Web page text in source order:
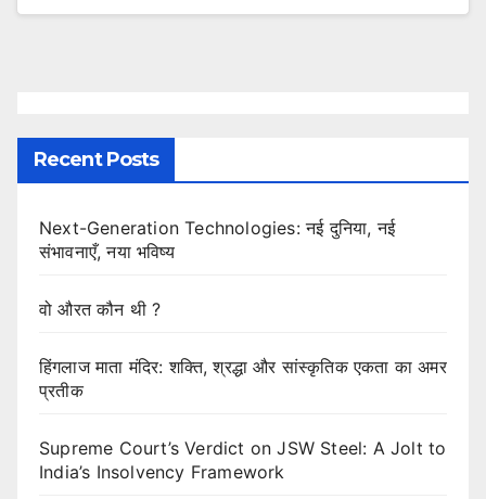
Recent Posts
Next-Generation Technologies: नई दुनिया, नई
संभावनाएँ, नया भविष्य
वो औरत कौन थी ?
हिंगलाज माता मंदिर: शक्ति, श्रद्धा और सांस्कृतिक एकता का अमर
प्रतीक
Supreme Court’s Verdict on JSW Steel: A Jolt to
India’s Insolvency Framework